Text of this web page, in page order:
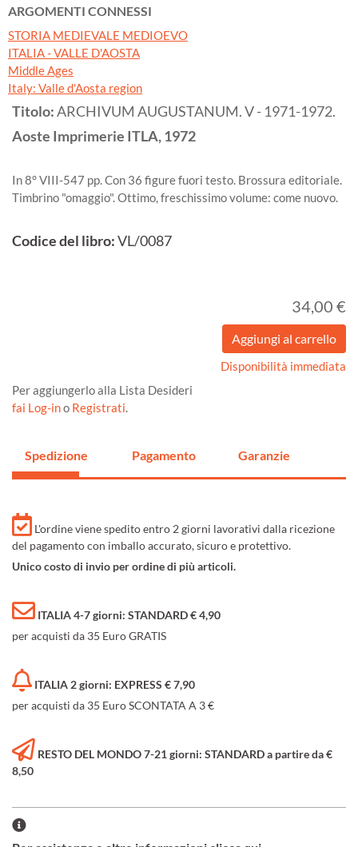
ARGOMENTI CONNESSI
STORIA MEDIEVALE MEDIOEVO
ITALIA - VALLE D'AOSTA
Middle Ages
Italy: Valle d'Aosta region
Titolo:ARCHIVUM AUGUSTANUM. V - 1971-1972.
Aoste Imprimerie ITLA,1972
In 8° VIII-547 pp. Con 36 figure fuori testo. Brossura editoriale.
Timbrino "omaggio". Ottimo, freschissimo volume: come nuovo.
Codice del libro:VL/0087
34,00 €
Disponibilità immediata
Per aggiungerlo alla Lista Desideri
fai Log-ino Registrati
Spedizione Pagamento Garanzie
L'ordine viene spedito entro 2 giorni lavorativi dalla ricezione
del pagamento con imballo accurato, sicuro e protettivo.
Unico costo di invio per ordine di più articoli.
ITALIA 4-7 giorni: STANDARD € 4,90
per acquisti da 35 Euro GRATIS
ITALIA 2 giorni: EXPRESS € 7,90
per acquisti da 35 Euro SCONTATA A 3 €
RESTO DEL MONDO 7-21 giorni: STANDARD a partire da €
8,50